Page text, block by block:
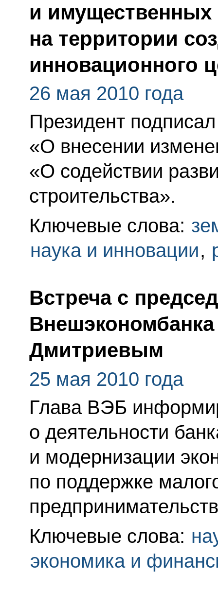
и
на территории
инновационного
26 мая 2010 года
Президент
«О внесении
«О содействии
строительства».
Ключевые слова:
наука и инновации,
Встреча с
Дмитриевым
25 мая 2010 года
Глава ВЭБ
о деятельности
и модернизации
по поддержке
Ключевые слова:
экономика и